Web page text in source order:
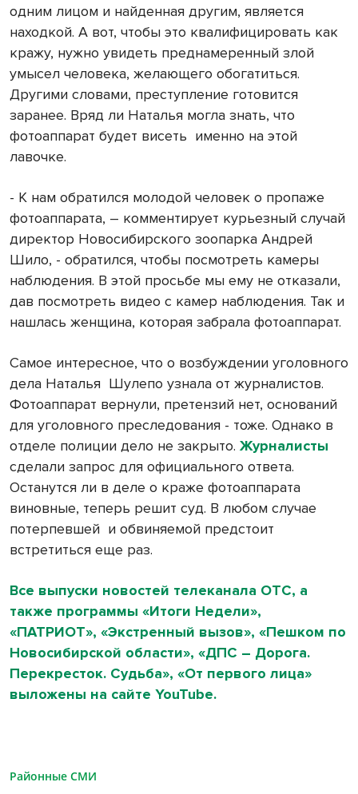
одним лицом и найденная другим, является
находкой. А вот, чтобы это квалифицировать как
кражу, нужно увидеть преднамеренный злой
умысел человека, желающего обогатиться.
Другими словами, преступление готовится
заранее. Вряд ли Наталья могла знать, что
фотоаппарат будет висеть именно на этой
лавочке.
- К нам обратился молодой человек о пропаже
фотоаппарата, – комментирует курьезный случай
директор Новосибирского зоопарка Андрей
Шило, - обратился, чтобы посмотреть камеры
наблюдения. В этой просьбе мы ему не отказали,
дав посмотреть видео с камер наблюдения. Так и
нашлась женщина, которая забрала фотоаппарат.
Самое интересное, что о возбуждении уголовного
дела Наталья Шулепо узнала от журналистов.
Фотоаппарат вернули, претензий нет, оснований
для уголовного преследования - тоже. Однако в
отделе полиции дело не закрыто. Журналисты
сделали запрос для официального ответа.
Останутся ли в деле о краже фотоаппарата
виновные, теперь решит суд. В любом случае
потерпевшей и обвиняемой предстоит
встретиться еще раз.
Все выпуски новостей телеканала ОТС, а
также программы «Итоги Недели»,
«ПАТРИОТ», «Экстренный вызов», «Пешком по
Новосибирской области», «ДПС – Дорога.
Перекресток. Судьба», «От первого лица»
выложены на сайте YouTube.
Районные СМИ